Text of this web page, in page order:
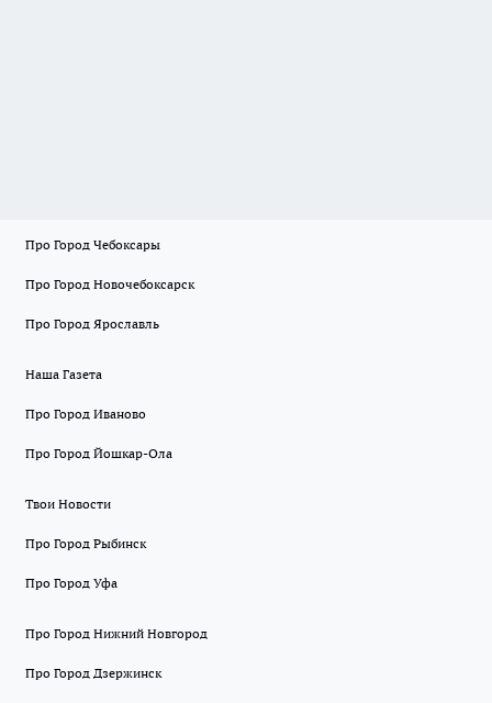
Про Город Чебоксары
Про Город Новочебоксарск
Про Город Ярославль
Наша Газета
Про Город Иваново
Про Город Йошкар-Ола
Твои Новости
Про Город Рыбинск
Про Город Уфа
Про Город Нижний Новгород
Про Город Дзержинск